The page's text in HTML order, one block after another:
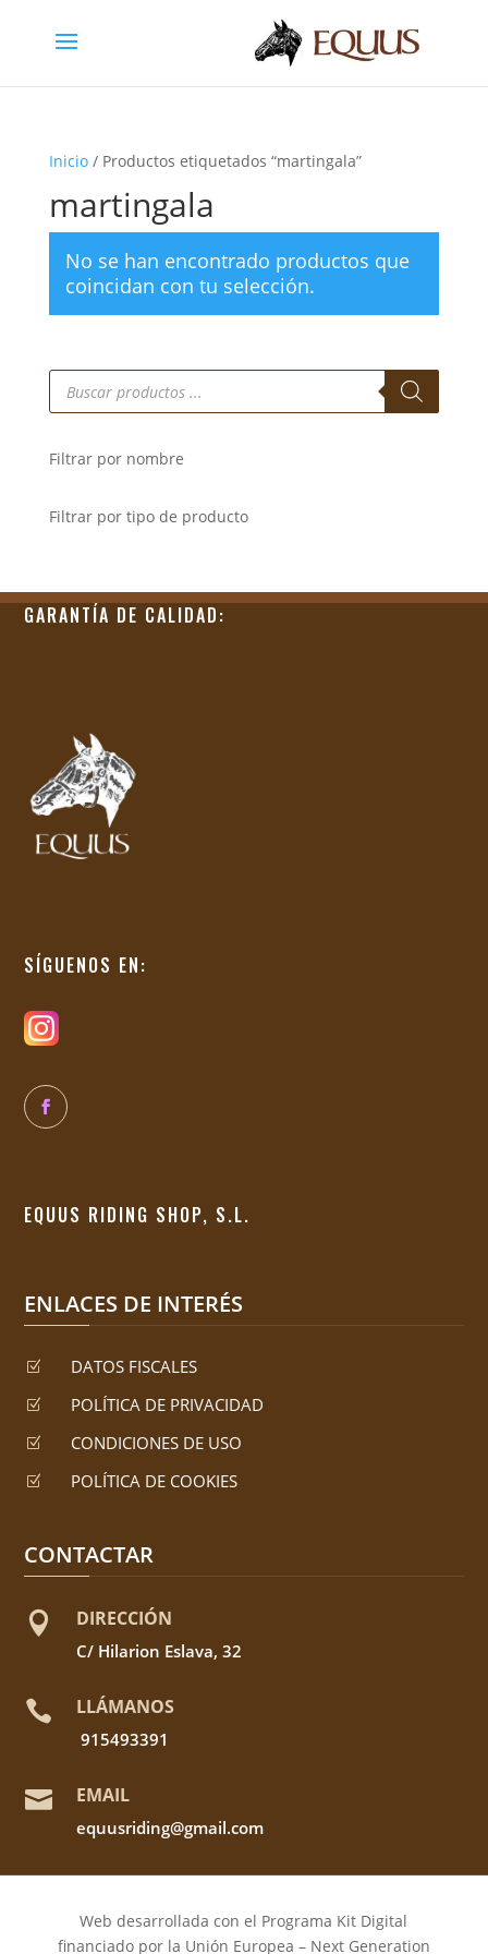
Inicio/ Productos etiquetados “martingala”
martingala
No se han encontrado productos que
coincidan con tu selección.
Búsqueda
productos
Filtrar por nombre
Filtrar por tipo de producto
GARANTÍA DE CALIDAD:
SÍGUENOS EN:
EQUUS RIDING SHOP, S.L.
ENLACES DE INTERÉS
Z DATOS FISCALES
Z POLÍTICA DE PRIVACIDAD
Z CONDICIONES DE USO
Z POLÍTICA DE COOKIES
CONTACTAR
 DIRECCIÓN
C/ Hilarion Eslava, 32
 LLÁMANOS
915493391
 EMAIL
equusriding@gmail.com
Web desarrollada con el Programa Kit Digital
financiado por la Unión Europea – Next Generation